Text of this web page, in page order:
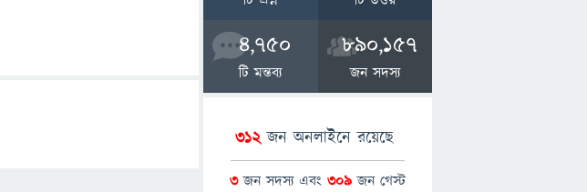
4,750
টি মন্তব্য
890,157
জন সদস্য
312জন অনলাইনে রয়েছে
3জন সদস্য এবং 309 জন গেস্ট